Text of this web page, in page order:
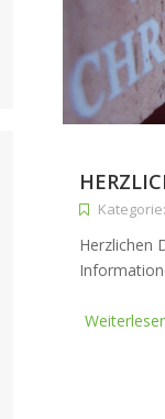
Herzlichen